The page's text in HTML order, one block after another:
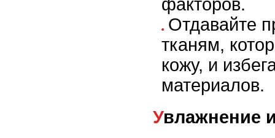
факторов.
Отдавайте
тканям,
кожу, и
материалов.
Увлажнение